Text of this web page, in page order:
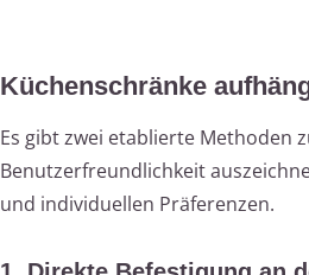
Küchenschränke
Es gibt zwei etablierte Methoden
Benutzerfreundlichkeit
und individuellen Präferenzen.